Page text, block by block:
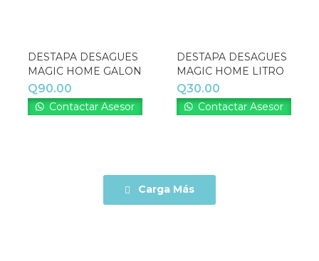
DESTAPA DESAGUES
MAGIC HOME GALON
Q90.00
Contactar Asesor
DESTAPA DESAGUES
MAGIC HOME LITRO
Q30.00
Contactar Asesor
Carga Más